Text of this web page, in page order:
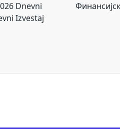
Dnevni
Izvestaj